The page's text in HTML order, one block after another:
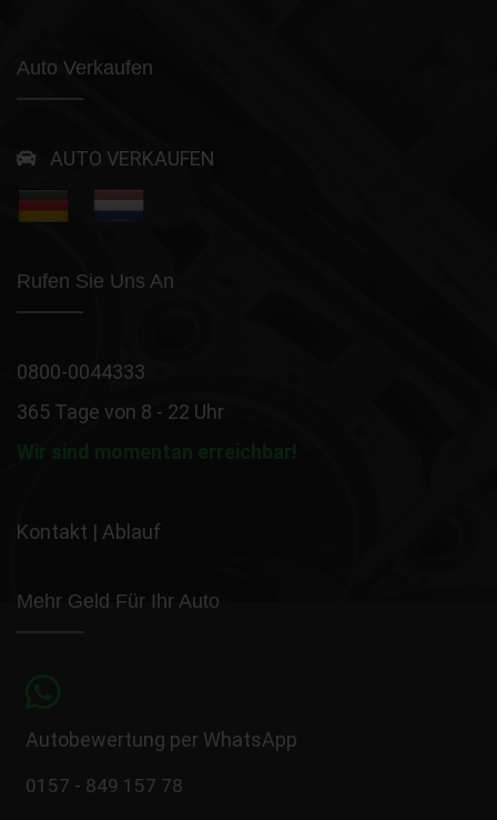
Auto Verkaufen
AUTO VERKAUFEN
Rufen Sie Uns An
0800-0044333
365 Tage von 8 - 22 Uhr
Wir sind momentan erreichbar!
Kontakt | Ablauf
Mehr Geld Für Ihr Auto
Autobewertung per WhatsApp
0157 - 849 157 78